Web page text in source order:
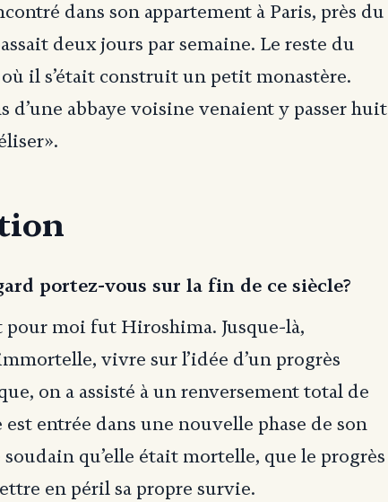
dans son appartement à Paris, près du
deux jours par semaine. Le reste du
il s’était construit un petit monastère.
d’une abbaye voisine venaient y passer huit
portez-vous sur la fin de ce siècle?
pour moi fut Hiroshima. Jusque-là,
vivre sur l’idée d’un progrès
on a assisté à un renversement total de
est entrée dans une nouvelle phase de son
qu’elle était mortelle, que le progrès
en péril sa propre survie.